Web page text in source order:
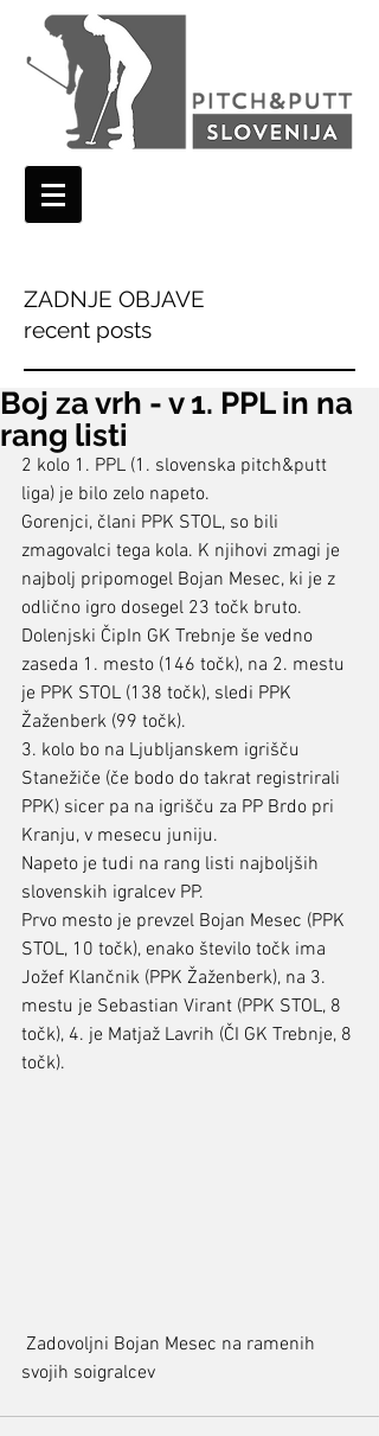
ZADNJE OBJAVE
recent posts
Boj za vrh - v 1. PPL in na
rang listi
2 kolo 1. PPL (1. slovenska pitch&putt
liga) je bilo zelo napeto.
Gorenjci, člani PPK STOL, so bili
zmagovalci tega kola. K njihovi zmagi je
najbolj pripomogel Bojan Mesec, ki je z
odlično igro dosegel 23 točk bruto.
Dolenjski ČipIn GK Trebnje še vedno
zaseda 1. mesto (146 točk), na 2. mestu
je PPK STOL (138 točk), sledi PPK
Žaženberk (99 točk).
3. kolo bo na Ljubljanskem igrišču
Stanežiče (če bodo do takrat registrirali
PPK) sicer pa na igrišču za PP Brdo pri
Kranju, v mesecu juniju.
Napeto je tudi na rang listi najboljših
slovenskih igralcev PP.
Prvo mesto je prevzel Bojan Mesec (PPK
STOL, 10 točk), enako število točk ima
Jožef Klančnik (PPK Žaženberk), na 3.
mestu je Sebastian Virant (PPK STOL, 8
točk), 4. je Matjaž Lavrih (ČI GK Trebnje, 8
točk).
svojih soigralcev